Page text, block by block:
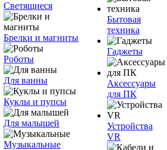
Светящиеся
Брелки и магниты
Роботы
Для ванны
Куклы и пупсы
Для малышей
Музыкальные
Бытовая
техника
Гаджеты
Аксессуары
для ПК
Устройства
VR